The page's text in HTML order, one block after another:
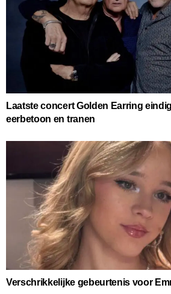
Laatste concert Golden Earring
eerbetoon en tranen
Verschrikkelijke gebeurtenis voor